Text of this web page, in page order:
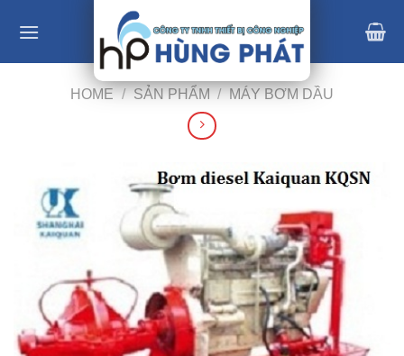
HOME / SẢN PHẨM / MÁY BƠM DẦU